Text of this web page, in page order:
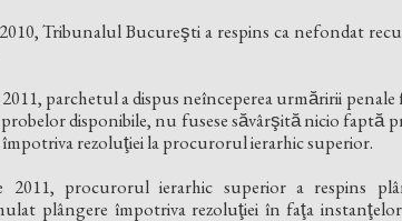
Tribunalul Bucureşti a respins ca nefondat
2011, parchetul a dispus neînceperea urmăririi
probelor disponibile, nu fusese săvârşită nicio faptă
rezoluţiei la procurorul ierarhic superior.
2011, procurorul ierarhic superior a respins
plângere împotriva rezoluţiei în faţa